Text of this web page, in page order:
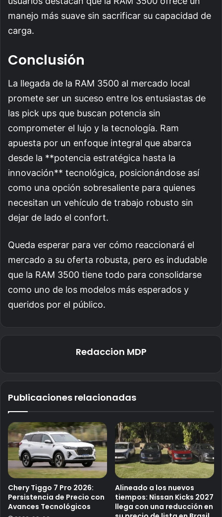
manejo más suave sin sacrificar su capacidad de
carga.
Conclusión
La llegada de la RAM 3500 al mercado local
promete ser un suceso entre los entusiastas de
las pick ups que buscan potencia sin
comprometer el lujo y la tecnología. Ram
apuesta por un enfoque integral que abarca
desde la **potencia estratégica hasta la
innovación** tecnológica, posicionándose así
como una opción sobresaliente para quienes
necesitan un vehículo de trabajo robusto sin
dejar de lado el confort.
Queda esperar para ver cómo reaccionará el
mercado a su oferta robusta, pero es indudable
que la RAM 3500 tiene todo para consolidarse
como uno de los modelos más esperados y
queridos por el público.
Redaccion MDP
Publicaciones relacionadas
Chery Tiggo 7 Pro 2026:
Persistencia de Precio con
Avances Tecnológicos
Alineado a los nuevos
tiempos: Nissan Kicks 2027
llega con una reducción en